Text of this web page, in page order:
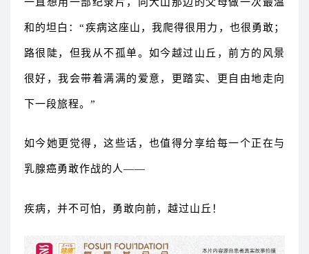
和的坦白：“疾病这座山，我爬得很用力，也很勇敢；
路很陡，但我从不孤单。如今越过山丘，前方的风景
很好，我会带着满满的爱意，更踏实、更自由地走向
下一段旅程。”
如今她更觉得，这些话，也值得分享给每一个正在与
乳腺癌勇敢作战的人——
疾病，并不可怕，勇敢向前，越过山丘！